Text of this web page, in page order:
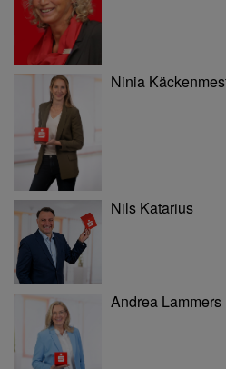
Ninia
Nils Katarius
Andrea Lammers